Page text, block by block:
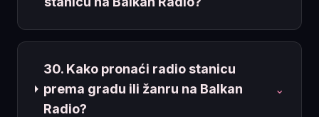
30. Kako pronaći radio stanicu
prema gradu ili žanru na Balkan
Radio?
⌄